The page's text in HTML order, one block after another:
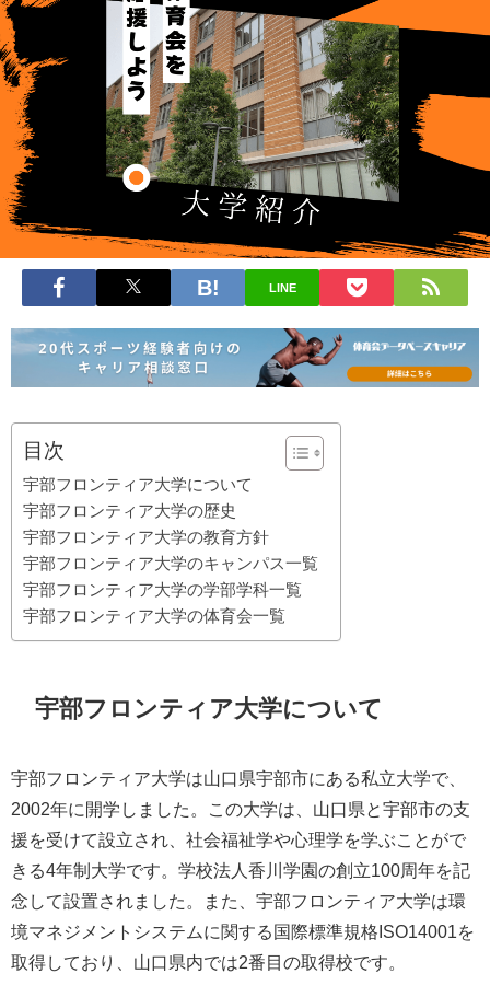
LINE
目次
宇部フロンティア大学について
宇部フロンティア大学の歴史
宇部フロンティア大学の教育方針
宇部フロンティア大学のキャンパス一覧
宇部フロンティア大学の学部学科一覧
宇部フロンティア大学の体育会一覧
宇部フロンティア大学について
宇部フロンティア大学は山口県宇部市にある私立大学で、
2002年に開学しました。この大学は、山口県と宇部市の支
援を受けて設立され、社会福祉学や心理学を学ぶことがで
きる4年制大学です。学校法人香川学園の創立100周年を記
念して設置されました。また、宇部フロンティア大学は環
境マネジメントシステムに関する国際標準規格ISO14001を
取得しており、山口県内では2番目の取得校です。